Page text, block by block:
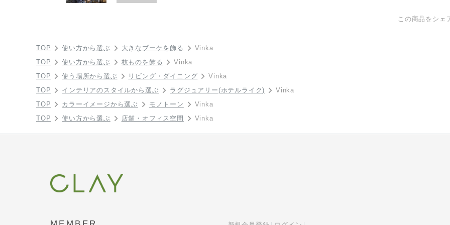
この商品をシェ
TOP 使い方から選ぶ 大きなブーケを飾る
Vinka
TOP
使い方から選ぶ 枝ものを飾る
Vinka
TOP
使う場所から選ぶ リビング・ダイニング
Vinka
TOP
インテリアのスタイルから選ぶ ラグジュアリー(ホテルライク)
Vinka
TOP
カラーイメージから選ぶ モノトーン
Vinka
TOP
使い方から選ぶ 店舗・オフィス空間 Vinka